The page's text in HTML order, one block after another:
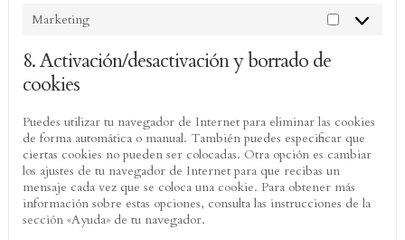
Marketing
Marketing
8. Activación/desactivación y borrado de
cookies
Puedes utilizar tu navegador de Internet para eliminar las cookies
de forma automática o manual. También puedes especificar que
ciertas cookies no pueden ser colocadas. Otra opción es cambiar
los ajustes de tu navegador de Internet para que recibas un
mensaje cada vez que se coloca una cookie. Para obtener más
información sobre estas opciones, consulta las instrucciones de la
sección «Ayuda» de tu navegador.